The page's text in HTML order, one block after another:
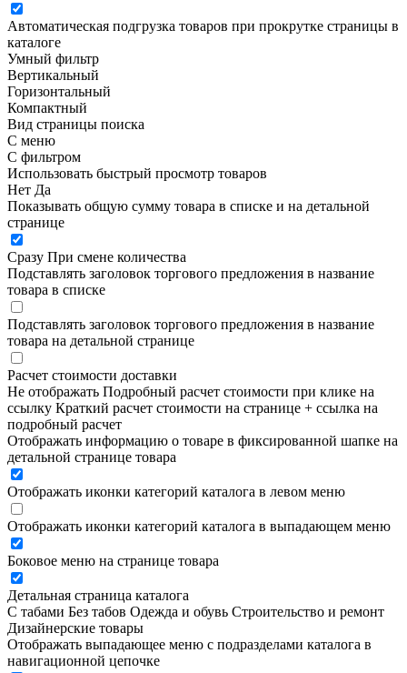
Автоматическая подгрузка товаров при прокрутке страницы в
каталоге
Умный фильтр
Вертикальный
Горизонтальный
Компактный
Вид страницы поиска
С меню
С фильтром
Использовать быстрый просмотр товаров
Нет Да
Показывать общую сумму товара в списке и на детальной
странице
Сразу При смене количества
Подставлять заголовок торгового предложения в название
товара в списке
Подставлять заголовок торгового предложения в название
товара на детальной странице
Расчет стоимости доставки
Не отображать Подробный расчет стоимости при клике на
ссылку Краткий расчет стоимости на странице + ссылка на
подробный расчет
Отображать информацию о товаре в фиксированной шапке на
детальной странице товара
Отображать иконки категорий каталога в левом меню
Отображать иконки категорий каталога в выпадающем меню
Боковое меню на странице товара
Детальная страница каталога
С табами Без табов Одежда и обувь Строительство и ремонт
Дизайнерские товары
Отображать выпадающее меню с подразделами каталога в
навигационной цепочке